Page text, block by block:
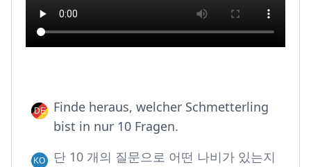
Finde heraus, welcher Schmetterling
bist in nur 10 Fragen.
단 10 개의 질문으로 어떤 나비가 있는지